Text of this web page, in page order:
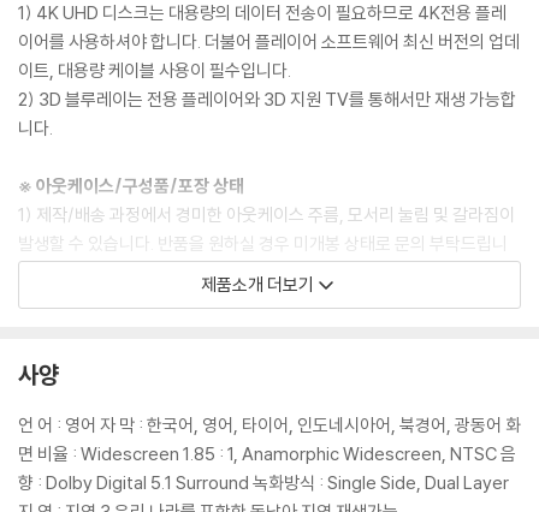
1) 4K UHD 디스크는 대용량의 데이터 전송이 필요하므로 4K전용 플레
이어를 사용하셔야 합니다. 더불어 플레이어 소프트웨어 최신 버전의 업데
이트, 대용량 케이블 사용이 필수입니다.
2) 3D 블루레이는 전용 플레이어와 3D 지원 TV를 통해서만 재생 가능합
니다.
※ 아웃케이스/구성품/포장 상태
1) 제작/배송 과정에서 경미한 아웃케이스 주름, 모서리 눌림 및 갈라짐이
발생할 수 있습니다. 반품을 원하실 경우 미개봉 상태로 문의 부탁드립니
2) 스틸북 케이스 제작 과정에서 기포 혹은 경미한 인쇄 오류가 발생할 수
3) 렌티큘러 스틸북의 경우, 보호필름이 붙어 판매되기도 합니다. 보호필
름 손상에 의한 교환/반품은 불가합니다.
4) 본품 보호를 위해 노란색의 카톤 박스로 재포장한 경우, 카톤박스 손상
에 의한 교환/반품은 불가합니다.
5) 아웃케이스/구성품/포장 상태 불량에 의한 교환/반품 신청시 불량 확
인을 위해 개봉 시의 동영상을 요청할 수 있으며, 동영상이 없는 경우 교
제품소개 더보기
사양
언 어 : 영어 자 막 : 한국어, 영어, 타이어, 인도네시아어, 북경어, 광동어 화
면 비율 : Widescreen 1.85 : 1, Anamorphic Widescreen, NTSC 음
향 : Dolby Digital 5.1 Surround 녹화방식 : Single Side, Dual Layer